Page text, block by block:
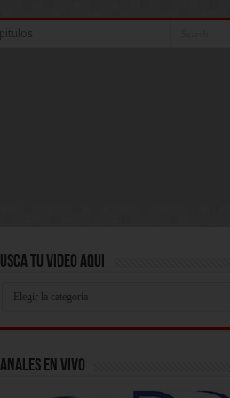
Tu Video Aqui
Aqui
En Vivo